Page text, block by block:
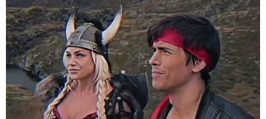
TIP #4
Zvažte výsadbu kopru nebo
petržele vedle vašich brambor.
Tyto bylinky nejen zlepšují chuť